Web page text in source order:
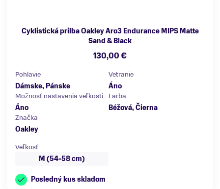
Cyklistická prilba Oakley Aro3 Endurance MIPS Matte
Sand & Black
130,00 €
Pohlavie
Dámske, Pánske
Vetranie
Áno
Možnosť nastavenia veľkosti
Áno
Farba
Béžová, Čierna
Značka
Oakley
Veľkosť
M (54-58 cm)
Posledný kus skladom